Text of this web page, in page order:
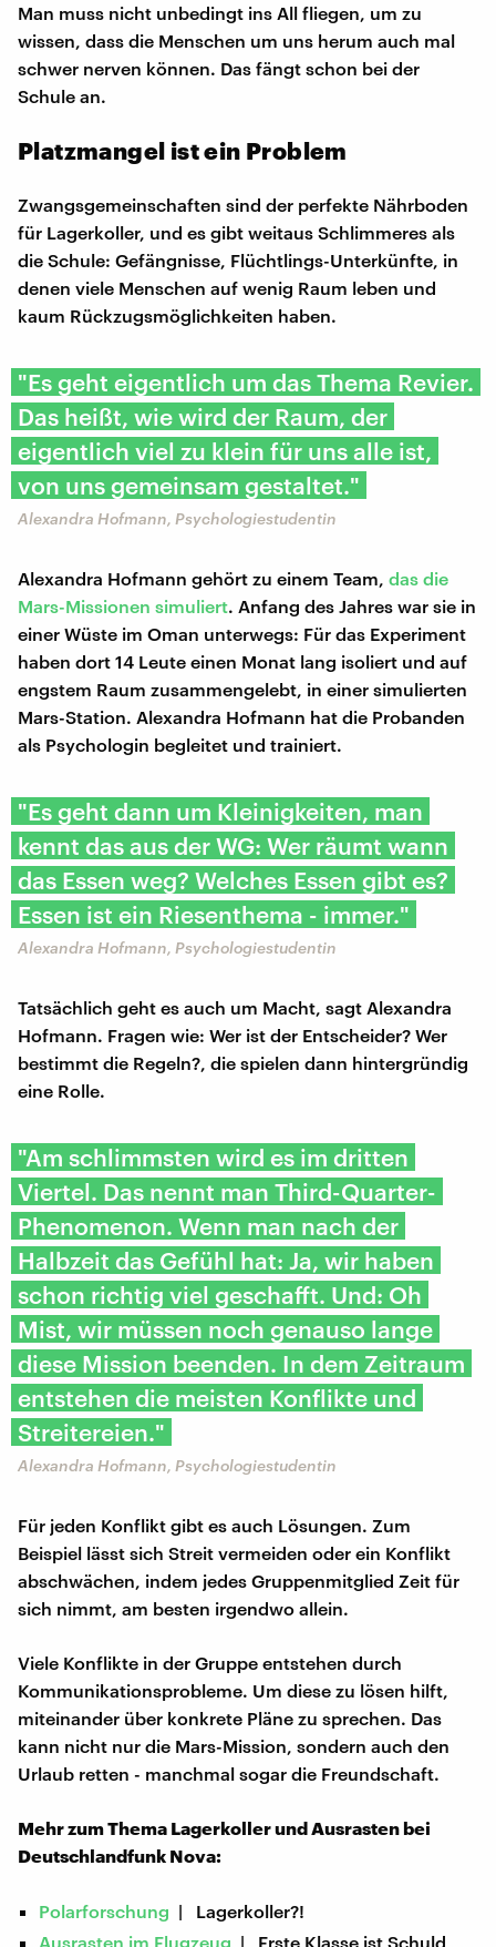
Man muss nicht unbedingt ins All fliegen, um zu
wissen, dass die Menschen um uns herum auch mal
schwer nerven können. Das fängt schon bei der
Schule an.
Platzmangel ist ein Problem
Zwangsgemeinschaften sind der perfekte Nährboden
für Lagerkoller, und es gibt weitaus Schlimmeres als
die Schule: Gefängnisse, Flüchtlings-Unterkünfte, in
denen viele Menschen auf wenig Raum leben und
kaum Rückzugsmöglichkeiten haben.
"Es geht eigentlich um das Thema Revier.
Das heißt, wie wird der Raum, der
eigentlich viel zu klein für uns alle ist,
von uns gemeinsam gestaltet."
Alexandra Hofmann, Psychologiestudentin
Alexandra Hofmann gehört zu einem Team, das die
Mars-Missionen simuliert. Anfang des Jahres war sie in
einer Wüste im Oman unterwegs: Für das Experiment
haben dort 14 Leute einen Monat lang isoliert und auf
engstem Raum zusammengelebt, in einer simulierten
Mars-Station. Alexandra Hofmann hat die Probanden
als Psychologin begleitet und trainiert.
"Es geht dann um Kleinigkeiten, man
kennt das aus der WG: Wer räumt wann
das Essen weg? Welches Essen gibt es?
Essen ist ein Riesenthema - immer."
Alexandra Hofmann, Psychologiestudentin
Tatsächlich geht es auch um Macht, sagt Alexandra
Hofmann. Fragen wie: Wer ist der Entscheider? Wer
bestimmt die Regeln?, die spielen dann hintergründig
eine Rolle.
"Am schlimmsten wird es im dritten
Viertel. Das nennt man Third-Quarter-
Phenomenon. Wenn man nach der
Halbzeit das Gefühl hat: Ja, wir haben
schon richtig viel geschafft. Und: Oh
Mist, wir müssen noch genauso lange
diese Mission beenden. In dem Zeitraum
entstehen die meisten Konflikte und
Streitereien."
Alexandra Hofmann, Psychologiestudentin
Für jeden Konflikt gibt es auch Lösungen. Zum
Beispiel lässt sich Streit vermeiden oder ein Konflikt
abschwächen, indem jedes Gruppenmitglied Zeit für
sich nimmt, am besten irgendwo allein.
Viele Konflikte in der Gruppe entstehen durch
Kommunikationsprobleme. Um diese zu lösen hilft,
miteinander über konkrete Pläne zu sprechen. Das
kann nicht nur die Mars-Mission, sondern auch den
Urlaub retten - manchmal sogar die Freundschaft.
Mehr zum Thema Lagerkoller und Ausrasten bei
Deutschlandfunk Nova:
Polarforschung | Lagerkoller?!
Ausrasten im Flugzeug | Erste Klasse ist Schuld